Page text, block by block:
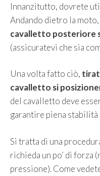
Innanzitutto, dovrete
Andando dietro la moto,
cavalletto posteriore
(assicuratevi che sia
Una volta fatto ciò,
cavalletto si
del cavalletto deve
garantire piena stabilità
Si tratta di una
richieda un po’ di forza
pressione). Come